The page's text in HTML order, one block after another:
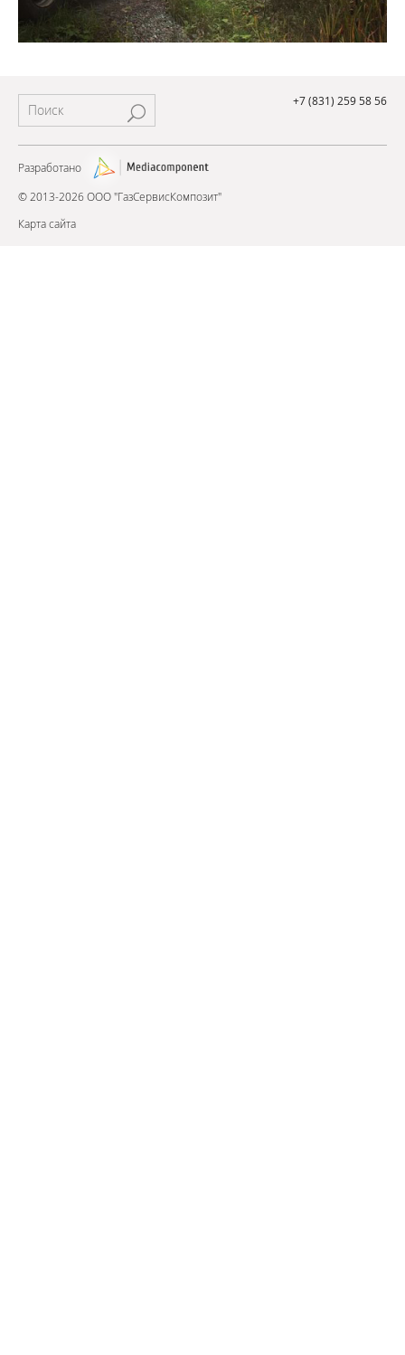
+7 (831) 259 58 56
© 2013-2026 ООО "ГазСервисКомпозит"
Карта сайта
Разработано